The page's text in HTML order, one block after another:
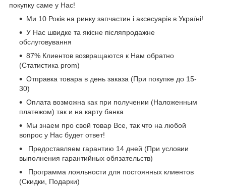
покупку саме у Нас!
Ми 10 Років на ринку запчастин і аксесуарів в Україні!
У Нас швидке та якісне післяпродажне
обслуговування
87% Клиентов возвращаются к Нам обратно
(Статистика prom)
Отправка товара в день заказа (При покупке до 15-
30)
Оплата возможна как при получении (Наложенным
платежом) так и на карту банка
Мы знаем про свой товар Все, так что на любой
вопрос у Нас будет ответ!
Предоставляем гарантию 14 дней (При условии
выполнения гарантийных обязательств)
Программа лояльности для постоянных клиентов
(Скидки, Подарки)